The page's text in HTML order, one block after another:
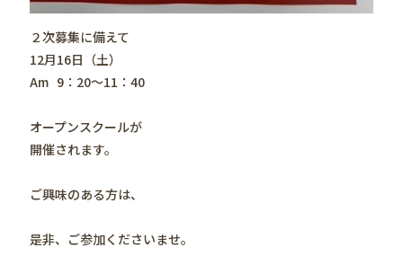
２次募集に備えて
12月16日（土）
Am 9：20〜11：40
オープンスクールが
開催されます。
ご興味のある方は、
是非、ご参加くださいませ。